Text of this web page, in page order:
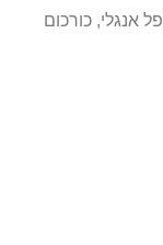
אנגלי, כורכום